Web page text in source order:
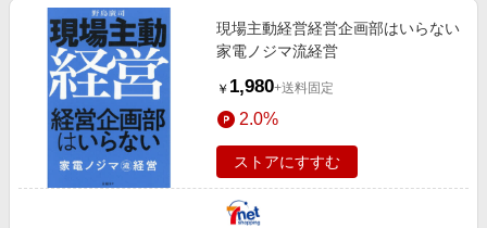
現場主動経営経営企画部はいらない
家電ノジマ流経営
￥ 1,980+送料固定
2.0%
ストアにすすむ